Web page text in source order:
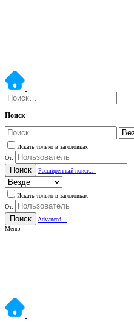
Поиск
Искать только в заголовках
От:
Поиск Расширенный поиск…
Искать только в заголовках
От:
Поиск
Advanced…
Меню